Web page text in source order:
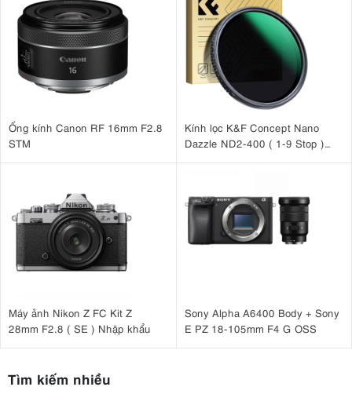
Ống kính Canon RF 16mm F2.8
STM
Kính lọc K&F Concept Nano
Dazzle ND2-400 ( 1-9 Stop )
Máy ảnh Nikon Z FC Kit Z
28mm F2.8 ( SE ) Nhập khẩu
Sony Alpha A6400 Body + Sony
E PZ 18-105mm F4 G OSS
Tìm kiếm nhiều